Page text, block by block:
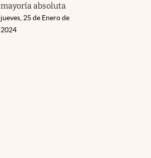
mayoría absoluta
jueves, 25 de Enero de
2024